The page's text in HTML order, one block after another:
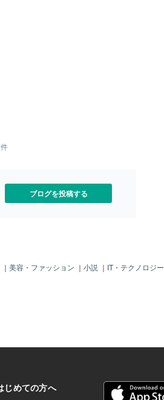
件
ブログを投稿する
｜ 美容・ファッション ｜ 小説 ｜ IT・テクノロジー